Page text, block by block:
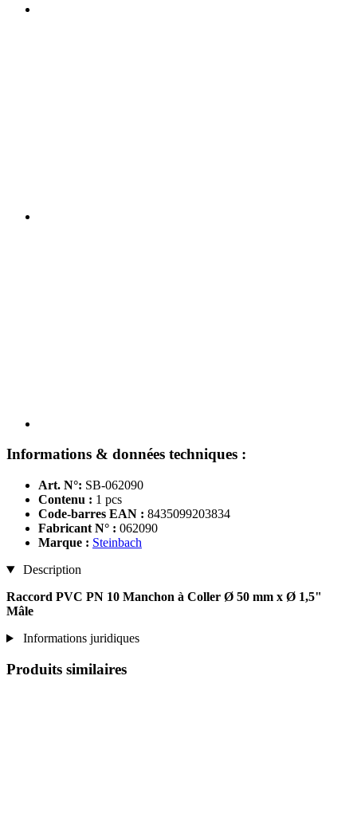
Informations & données techniques :
Art. N°: SB-062090
Contenu : 1 pcs
Code-barres EAN : 8435099203834
Fabricant N° : 062090
Marque : Steinbach
Description
Raccord PVC PN 10 Manchon à Coller Ø 50 mm x Ø 1,5"
Mâle
Informations juridiques
Produits similaires